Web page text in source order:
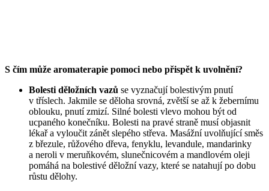
S čím může aromaterapie pomoci nebo přispět k uvolnění?
Bolesti děložních vazů se vyznačují bolestivým pnutí
v tříslech. Jakmile se děloha srovná, zvětší se až k žebernímu
oblouku, pnutí zmizí. Silné bolesti vlevo mohou být od
ucpaného konečníku. Bolesti na pravé straně musí objasnit
lékař a vyloučit zánět slepého střeva. Masážní uvolňující směs
z březule, růžového dřeva, fenyklu, levandule, mandarinky
a neroli v meruňkovém, slunečnicovém a mandlovém oleji
pomáhá na bolestivé děložní vazy, které se natahují po dobu
růstu dělohy.